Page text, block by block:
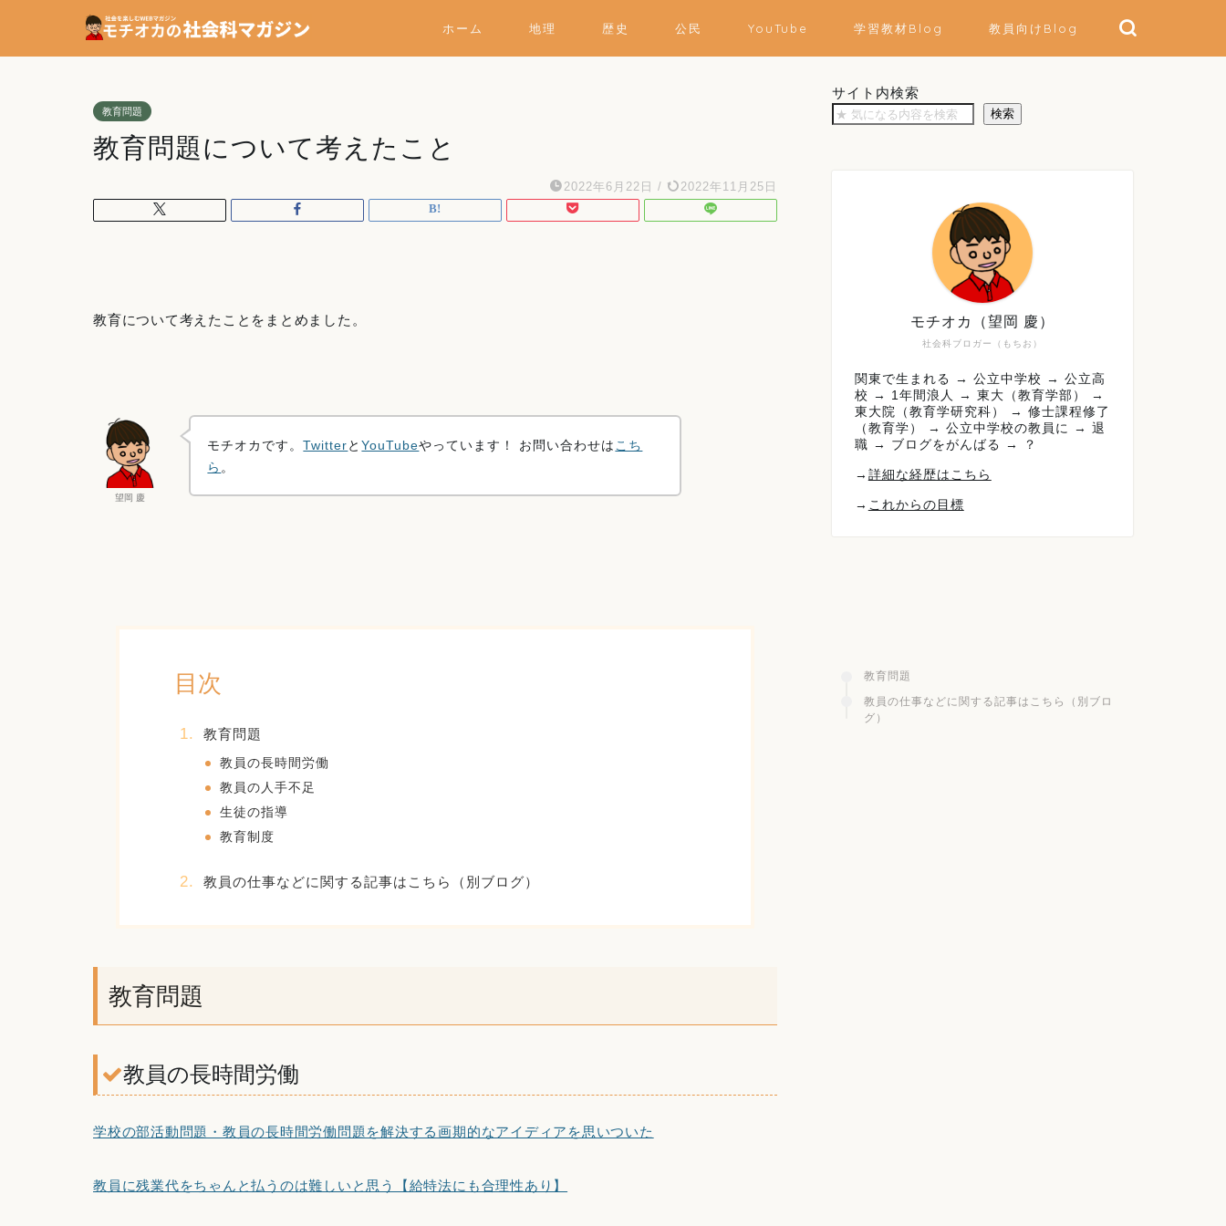
ホーム 地理 歴史 公民 YouTube 学習教材Blog 教員向けBlog
教育問題
教育問題について考えたこと
2022年6月22日 / 2022年11月25日
教育について考えたことをまとめました。
望岡 慶
モチオカです。TwitterとYouTubeやっています！ お問い合わせは こち
ら 。
目次
教育問題
教員の長時間労働
教員の人手不足
生徒の指導
教育制度
教員の仕事などに関する記事はこちら（別ブログ）
教育問題
教員の長時間労働
学校の部活動問題・教員の長時間労働問題を解決する画期的なアイディアを思いついた
教員に残業代をちゃんと払うのは難しいと思う【給特法にも合理性あり】
サイト内検索
検索
社会科ブロガー（もちお）
モチオカ（望岡 慶）
関東で生まれる → 公立中学校 → 公立高
校 → 1年間浪人 → 東大（教育学部） →
東大院（教育学研究科） → 修士課程修了
（教育学） → 公立中学校の教員に → 退
職 → ブログをがんばる → ？
→ 詳細な経歴はこちら
→ これからの目標
教育問題
教員の仕事などに関する記事はこちら（別ブロ
グ）